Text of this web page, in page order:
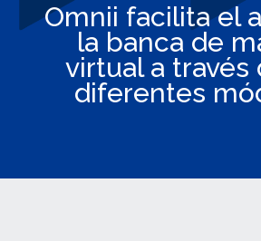
Omnii facilita el
la banca de
virtual a través
diferentes